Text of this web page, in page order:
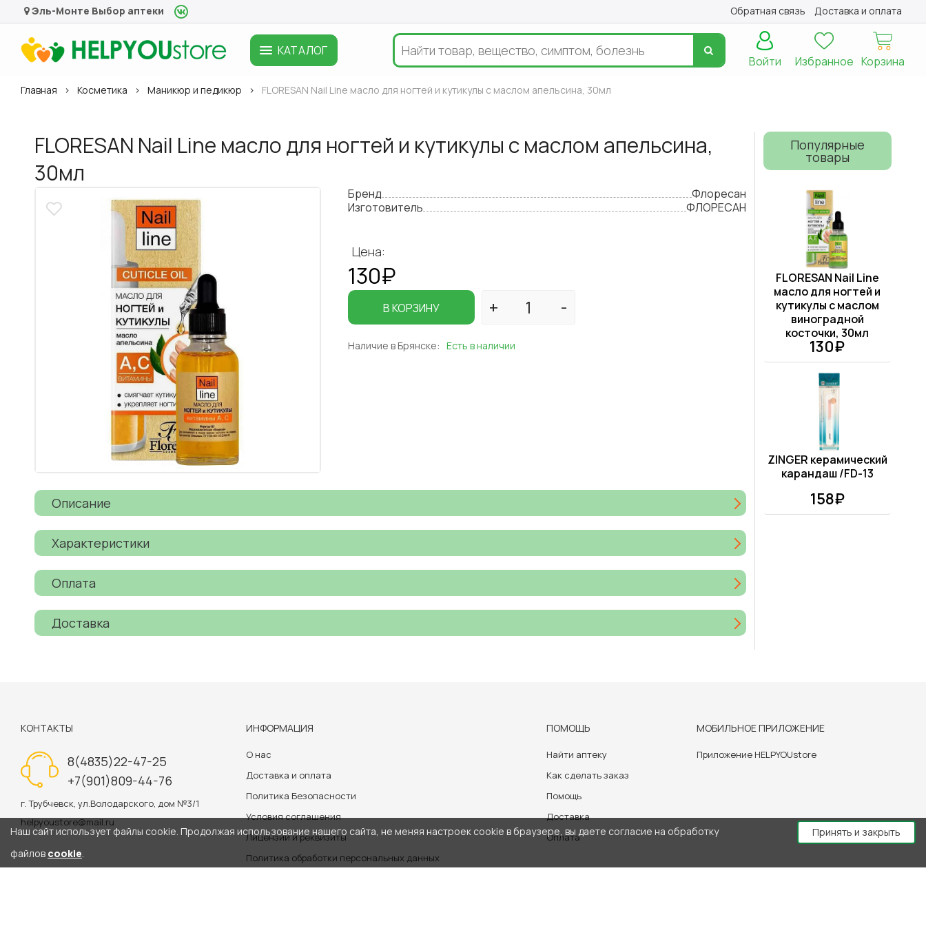
Эль-Монте Выбор аптеки Обратная связь Доставка и оплата
КАТАЛОГ
Корзина
Избранное
Войти
Главная Косметика Маникюр и педикюр FLORESAN Nail Line масло для ногтей и кутикулы с маслом апельсина, 30мл
FLORESAN Nail Line масло для ногтей и кутикулы с маслом апельсина,
30мл
Бренд
Флоресан
Изготовитель
ФЛОРЕСАН
Цена:
130₽
В КОРЗИНУ
Наличие в Брянске: Есть в наличии
Описание
Характеристики
Оплата
Доставка
Популярные
товары
FLORESAN Nail Line
масло для ногтей и
кутикулы с маслом
виноградной
косточки, 30мл
130₽
ZINGER керамический
карандаш /FD-13
158₽
КОНТАКТЫ
8(4835)22-47-25
+7(901)809-44-76
г. Трубчевск, ул.Володарского, дом №3/1
helpyoustore@mail.ru
ИНФОРМАЦИЯ
О нас
Доставка и оплата
Политика Безопасности
Условия соглашения
Лицензии и реквизиты
Политика обработки персональных данных
ПОМОЩЬ
Найти аптеку
Как сделать заказ
Помощь
Доставка
Оплата
МОБИЛЬНОЕ ПРИЛОЖЕНИЕ
Приложение HELPYOUstore
Наш сайт использует файлы cookie. Продолжая использование нашего сайта, не меняя настроек cookie в браузере, вы даете согласие на обработку
файлов cookie.
Принять и закрыть